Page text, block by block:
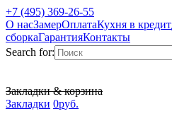
+7 (495) 369-26-55
О насЗамерОплатаКухня в кредит
сборкаГарантияКонтакты
Search for:
Закладки & корзина
Закладки 0руб.